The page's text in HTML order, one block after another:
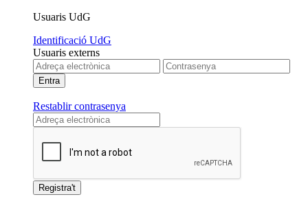
Usuaris UdG
Identificació UdG
Usuaris externs
Restablir contrasenya